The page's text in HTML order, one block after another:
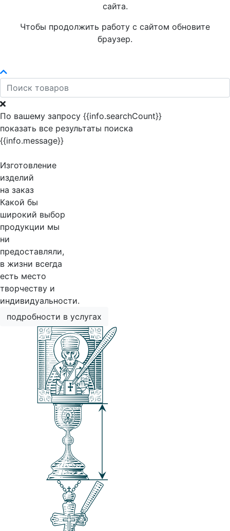
сайта.
Чтобы продолжить работу с сайтом обновите
браузер.
По вашему запросу {{info.searchCount}}
показать все результаты поиска
{{info.message}}
Изготовление
изделий
на заказ
Какой бы
широкий выбор
продукции мы
ни
предоставляли,
в жизни всегда
есть место
творчеству и
индивидуальности.
подробности в услугах